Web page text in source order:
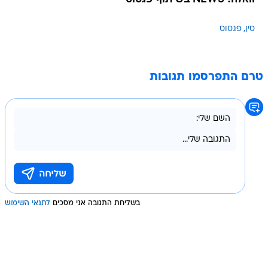
סין פגסוס
טרם התפרסמו תגובות
בשליחת התגובה אני מסכים לתנאי השימוש